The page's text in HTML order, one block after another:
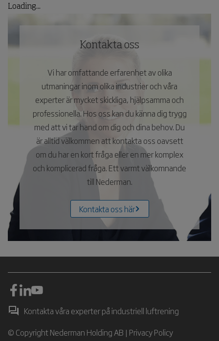
Loading...
Kontakta oss
Vi har omfattande erfarenhet av olika
utmaningar inom olika industrier och våra
experter är mycket skickliga, hjälpsamma och
professionella. Hos oss kan du känna dig trygg
med att vi tar hand om dig och dina behov. Du
är alltid välkommen att kontakta oss oavsett
om du har en kort fråga eller en mer komplex
och komplicerad fråga. Ett varmt välkomnande
till Nederman.
Kontakta oss här
Kontakta våra experter på industriell luftrening
© Copyright Nederman Holding AB | Privacy Policy